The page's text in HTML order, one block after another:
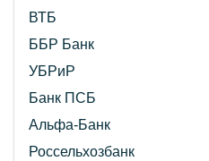
ВТБ
ББР Банк
УБРиР
Банк ПСБ
Альфа-Банк
Россельхозбанк